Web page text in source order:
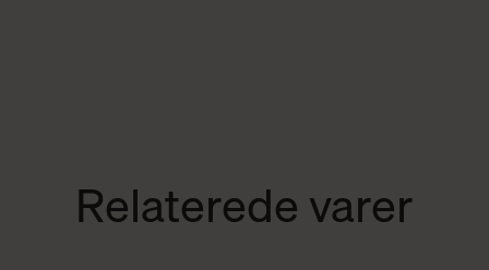
Relaterede varer